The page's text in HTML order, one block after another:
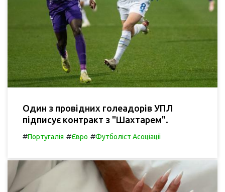
Один з провідних голеадорів УПЛ
підписує контракт з "Шахтарем".
#Португалія #Євро #Футболіст Асоціації